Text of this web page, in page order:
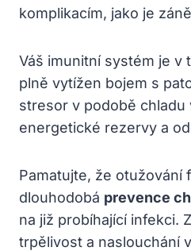
komplikacím, jako je
Váš imunitní systém je v
plně vytížen bojem s
stresor v podobě chladu
energetické rezervy a
Pamatujte, že otužování
dlouhodobá prevence
na již probíhající infekci.
trpělivost a naslouchání